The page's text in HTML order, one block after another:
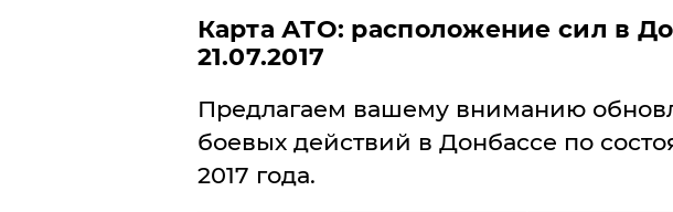
Карта АТО: расположение сил в
21.07.2017
Предлагаем вашему вниманию
боевых действий в Донбассе по
2017 года.